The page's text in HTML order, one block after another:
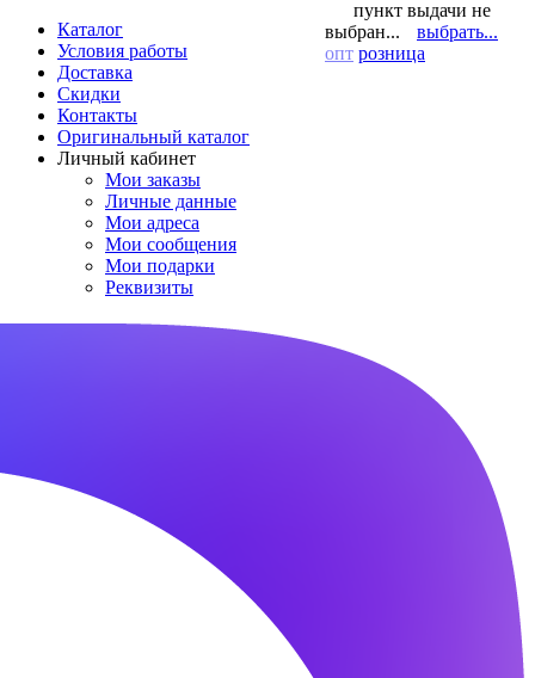
Каталог
Условия работы
Доставка
Скидки
Контакты
Оригинальный каталог
Личный кабинет
Мои заказы
Личные данные
Мои адреса
Мои сообщения
Мои подарки
Реквизиты
пункт выдачи не
выбран...
выбрать...
опт розница